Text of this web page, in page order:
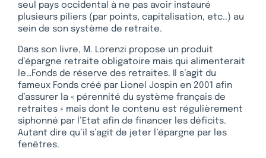
seul pays occidental à ne pas avoir instauré
plusieurs piliers (par points, capitalisation, etc..) au
sein de son système de retraite.
Dans son livre, M. Lorenzi propose un produit
d’épargne retraite obligatoire mais qui alimenterait
le…Fonds de réserve des retraites. Il s’agit du
fameux Fonds créé par Lionel Jospin en 2001 afin
d’assurer la « pérennité du système français de
retraites » mais dont le contenu est régulièrement
siphonné par l’Etat afin de financer les déficits.
Autant dire qu’il s’agit de jeter l’épargne par les
fenêtres.